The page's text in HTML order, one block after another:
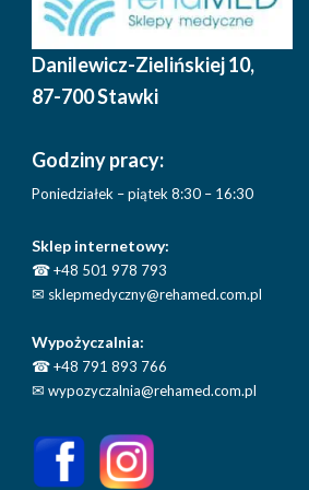
Danilewicz-Zielińskiej 10,
87-700 Stawki
Godziny pracy:
Poniedziałek – piątek 8:30 – 16:30
Sklep internetowy:
☎+48 501 978 793
✉ sklepmedyczny@rehamed.com.pl
Wypożyczalnia:
☎+48 791 893 766
✉ wypozyczalnia@rehamed.com.pl